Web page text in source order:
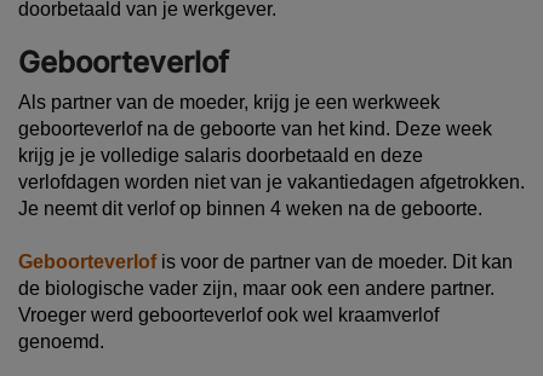
doorbetaald van je werkgever.
Geboorteverlof
Als partner van de moeder, krijg je een werkweek
geboorteverlofna de geboorte van het kind. Deze week
krijg je je volledige salaris doorbetaald en deze
verlofdagen worden niet van je vakantiedagen afgetrokken.
Je neemt dit verlof op binnen 4 weken na de geboorte.
Geboorteverlofis voor de partner van de moeder. Dit kan
de biologische vader zijn, maar ook een andere partner.
Vroeger werd geboorteverlof ook wel kraamverlof
genoemd.